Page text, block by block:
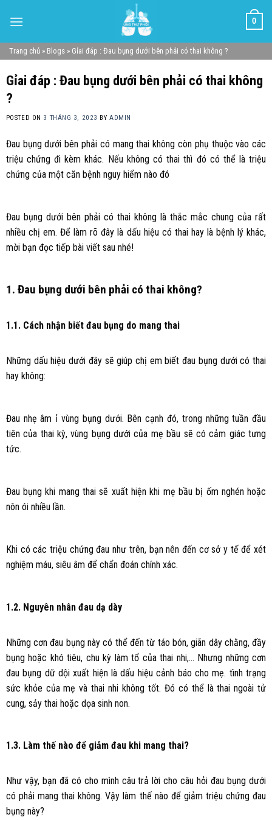
0
Trang chủ » Blogs » Gỉai đáp : Đau bụng dưới bên phải có thai không ?
Gỉai đáp : Đau bụng dưới bên phải có thai không
?
POSTED ON 3 THÁNG 3, 2023 BYADMIN
Đau bụng dưới bên phải có mang thai không còn phụ thuộc vào các
triệu chứng đi kèm khác. Nếu không có thai thì đó có thể là triệu
chứng của một căn bệnh nguy hiểm nào đó
Đau bụng dưới bên phải có thai không là thắc mắc chung của rất
nhiều chị em. Để làm rõ đây là dấu hiệu có thai hay là bệnh lý khác,
mời bạn đọc tiếp bài viết sau nhé!
1. Đau bụng dưới bên phải có thai không?
1.1. Cách nhận biết đau bụng do mang thai
Những dấu hiệu dưới đây sẽ giúp chị em biết đau bụng dưới có thai
hay không:
Đau nhẹ âm ỉ vùng bụng dưới. Bên cạnh đó, trong những tuần đầu
tiên của thai kỳ, vùng bụng dưới của mẹ bầu sẽ có cảm giác tưng
tức.
Đau bụng khi mang thai sẽ xuất hiện khi mẹ bầu bị ốm nghén hoặc
nôn ói nhiều lần.
Khi có các triệu chứng đau như trên, bạn nên đến cơ sở y tế để xét
nghiệm máu, siêu âm để chẩn đoán chính xác.
1.2. Nguyên nhân đau dạ dày
Những cơn đau bụng này có thể đến từ táo bón, giãn dây chằng, đầy
bụng hoặc khó tiêu, chu kỳ làm tổ của thai nhi,… Nhưng những cơn
đau bụng dữ dội xuất hiện là dấu hiệu cảnh báo cho mẹ. tình trạng
sức khỏe của mẹ và thai nhi không tốt. Đó có thể là thai ngoài tử
cung, sảy thai hoặc dọa sinh non.
1.3. Làm thế nào để giảm đau khi mang thai?
Như vậy, bạn đã có cho mình câu trả lời cho câu hỏi đau bụng dưới
có phải mang thai không. Vậy làm thế nào để giảm triệu chứng đau
bụng này?